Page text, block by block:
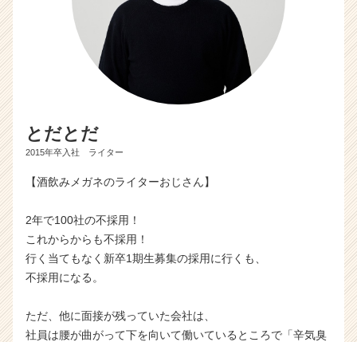
とだとだ
2015年卒入社 ライター
【酒飲みメガネのライターおじさん】
2年で100社の不採用！
これからからも不採用！
行く当てもなく新卒1期生募集の採用に行くも、
不採用になる。
ただ、他に面接が残っていた会社は、
社員は腰が曲がって下を向いて働いているところで「辛気臭